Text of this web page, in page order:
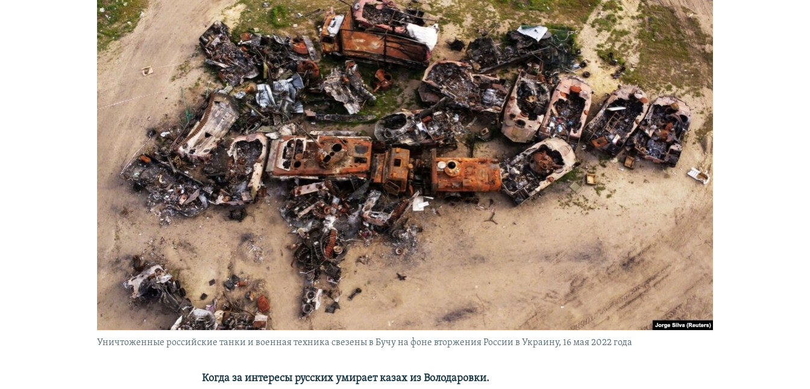
Уничтоженные российские танки и военная техника свезены в Бучу на фоне вторжения России в Украину, 16 мая 2022 года
Когда за интересы русских умирает казах из Володаровки.